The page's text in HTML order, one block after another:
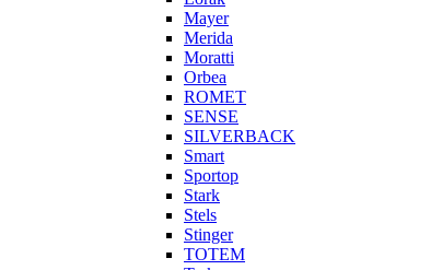
Mayer
Merida
Moratti
Orbea
ROMET
SENSE
SILVERBACK
Smart
Sportop
Stark
Stels
Stinger
TOTEM